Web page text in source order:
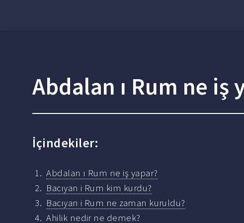
Abdalan ı Rum ne iş
İçindekiler:
Abdalan ı Rum ne iş yapar?
Bacıyan i Rum kim kurdu?
Bacıyan i Rum ne zaman kuruldu?
Ahilik nedir ne demek?